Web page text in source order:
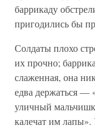
баррикаду
пригодились бы
Солдаты плохо
их прочно;
слаженная, она
едва держаться —
уличный
калечат им